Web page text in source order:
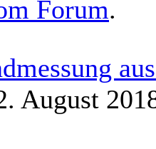
Forum.
August